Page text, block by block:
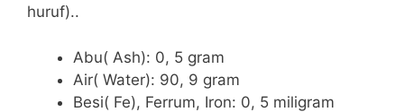
huruf)..
Abu( Ash): 0, 5 gram
Air( Water): 90, 9 gram
Besi( Fe), Ferrum, Iron: 0, 5 miligram